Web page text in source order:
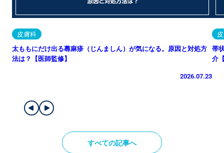
皮膚科
太ももにだけ出る蕁麻疹（じんましん）が気になる。原因と対処方
法は？【医師監修】
2026.07.23
帯
介
すべての記事へ